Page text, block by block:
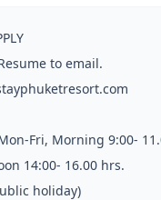
to email.
Fri, Morning 9:00-
14:00- 16.00
holiday)